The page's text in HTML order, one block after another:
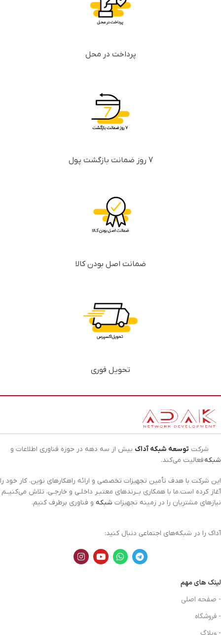
پرداخت در محل
7 روز ضمانت بازگشت پول
ضمانت اصل بودن کالا
تحویل فوری
شرکت توسعه شبکه آداک بیش از سه دهه در حوزه فناوری اطلاعات و
شبکهفعالیت می‌کند.
این شرکت با هدف تأمین تجهیزات تخصصی و ارائه راهکارهای نوین، کار خود را
آغاز کرده است.ما با همکاری بــرندهای معتبـر داخلـی و خارجـی، تلاش می‌کنیــم
نیازهای مشتریان را در زمینه تجهیزات شبکه و فناوری برطرف کنیم.
آداک را در شبکه‌های اجتماعی دنبال کنید:
لینک های مهم
- صفحه اصلی
- فروشگاه